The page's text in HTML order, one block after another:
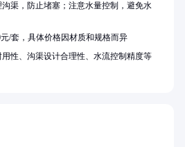
沟渠，防止堵塞；注意水量控制，避免水
元/套，具体价格因材质和规格而异
用性、沟渠设计合理性、水流控制精度等